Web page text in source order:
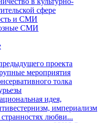
сфере
и СМИ
СМИ
проекта
мероприятия
толка
идея,
империализм
любви...